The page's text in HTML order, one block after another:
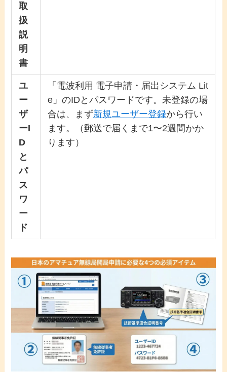
取
扱
説
明
書
ユ
ー
ザ
ーI
D
と
パ
ス
ワ
ー
ド
「電波利用 電子申請・届出システム Lit
e」のIDとパスワードです。未登録の場
合は、まず新規ユーザー登録から行い
ます。（郵送で届くまで1〜2週間かか
ります）